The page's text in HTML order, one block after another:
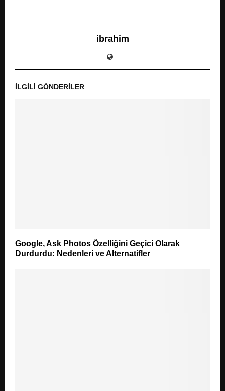
ibrahim
İLGILI GÖNDERILER
Google, Ask Photos Özelliğini Geçici Olarak
Durdurdu: Nedenleri ve Alternatifler